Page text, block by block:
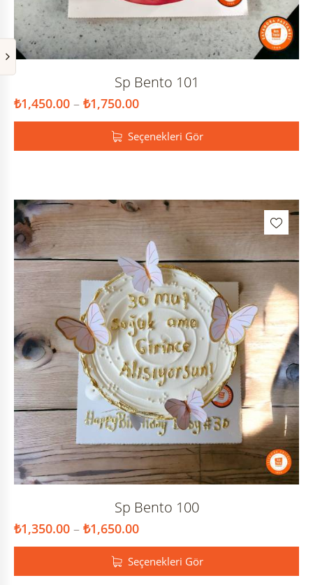
Sp Bento 101
₺1,450.00 – ₺1,750.00
Seçenekleri Gör
Sp Bento 100
₺1,350.00 – ₺1,650.00
Seçenekleri Gör